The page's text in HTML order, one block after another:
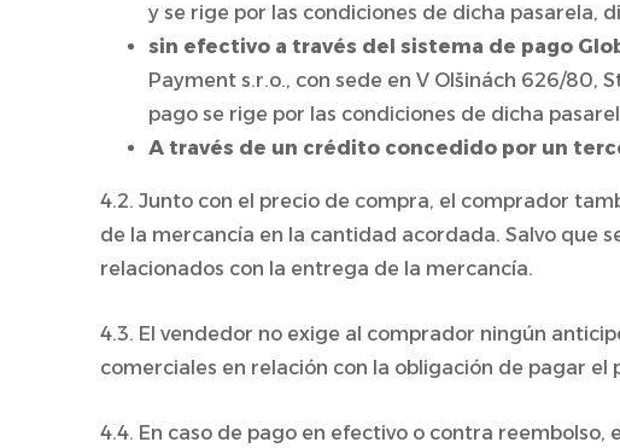
y se rige por las condiciones de dicha pasarela,
sin efectivo a través del sistema de pago
Payment s.r.o., con sede en V Olšinách 626/80,
pago se rige por las condiciones de dicha
A través de un crédito concedido por un
4.2. Junto con el precio de compra, el comprador
de la mercancía en la cantidad acordada. Salvo que
relacionados con la entrega de la mercancía.
4.3. El vendedor no exige al comprador ningún
comerciales en relación con la obligación de pagar
4.4. En caso de pago en efectivo o contra